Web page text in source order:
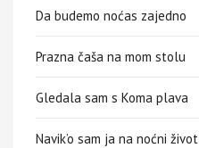
Da budemo noćas zajedno
Prazna čaša na mom stolu
Gledala sam s Koma plava
Navik’o sam ja na noćni život